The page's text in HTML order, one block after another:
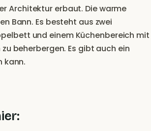
Architektur erbaut. Die warme
Bann. Es besteht aus zwei
und einem Küchenbereich mit
beherbergen. Es gibt auch ein
kann.